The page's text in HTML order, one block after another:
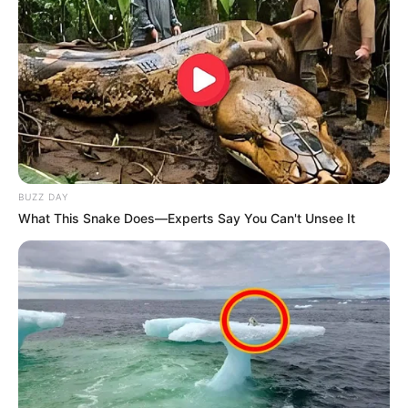
prevenida com medidas simples. Por isso, o apoio da
população é de extrema importância para evitar que a
doença avance na cidade. Entre as ações para evitar a
proliferação do mosquito, estão a eliminação de
recipientes com água parada; limpeza de quintais, caixas
d’água, reservatórios, calhas, entre outros; evitar acúmulo
de lixo; usar repelentes e instalar telas nas janelas.
Pessoas com dois ou mais sintomas compatíveis com a
dengue devem procurar atendimento médico na unidade
básica de saúde de referência.
febre;
dor no corpo
dor de cabeça;
dor no fundo dos olhos;
náuseas;
manchas vermelhas pelo corpo.
BUZZ DAY
What This Snake Does—Experts Say You Can't Unsee It